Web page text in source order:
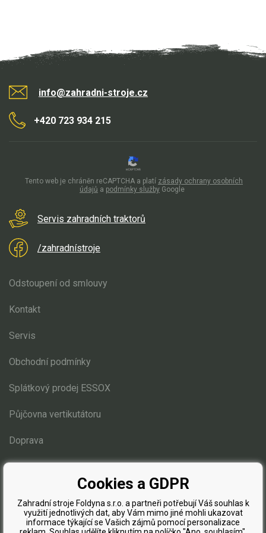
Aku sekačky
Aku AL-KO
Štípačka na dřevo
VARI malotraktory
Sněhové frézy
Kultivátory
Nůžky na živý plot
Elektrocentrály
Štěpkovače a drtiče
Elektrické tříkolky pro seniory
Elektrické tříkolky pracovní
info@zahradni-stroje.cz
+420 723 934 215
Servis zahradních traktorů
/zahradnístroje
Odstoupení od smlouvy
Kontakt
Servis
Obchodní podmínky
Splátkový prodej ESSOX
Půjčovna vertikutátoru
Doprava
Tento web je chráněn reCAPTCHA a platí zásady ochrany osobních
údajů a podmínky služby Google
Cookies a GDPR
Zahradní stroje Foldyna s.r.o. a partneři potřebují Váš souhlas k
využití jednotlivých dat, aby Vám mimo jiné mohli ukazovat
informace týkající se Vašich zájmů pomocí personalizace